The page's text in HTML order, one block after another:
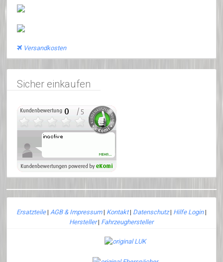
Versandkosten
Sicher einkaufen
Ersatzteile| AGB & Impressum| Kontakt| Datenschutz| Hilfe Login|
Hersteller| Fahrzeughersteller